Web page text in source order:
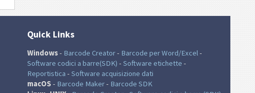
Quick Links
Windows- Barcode Creator- Barcode per Word/Excel-
Software codici a barre(SDK) - Software etichette -
Reportistica - Software acquisizione dati
macOS - Barcode Maker- Barcode SDK